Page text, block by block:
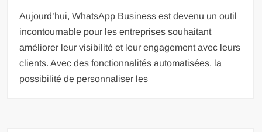
Aujourd’hui, WhatsApp Business est devenu un outil
incontournable pour les entreprises souhaitant
améliorer leur visibilité et leur engagement avec leurs
clients. Avec des fonctionnalités automatisées, la
possibilité de personnaliser les